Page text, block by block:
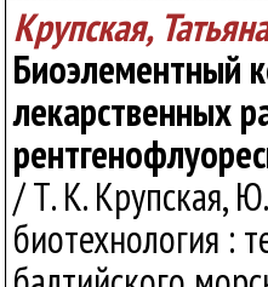
Крупская,
Биоэлементный
лекарственных
/ Т. К. Крупская,
биотехнология :